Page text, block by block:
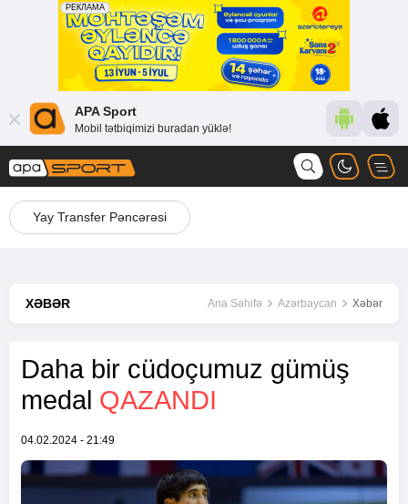
APA Sport
Mobil tətbiqimizi buradan yüklə!
Yay Transfer Pəncərəsi
XƏBƏR Ana Səhifə Azərbaycan Xəbər
Daha bir cüdoçumuz gümüş
medal QAZANDI
04.02.2024 - 21:49